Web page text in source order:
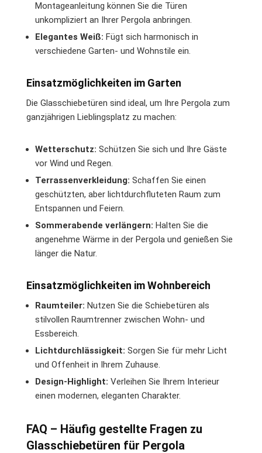
Montageanleitung können Sie die Türen
unkompliziert an Ihrer Pergola anbringen.
Elegantes Weiß: Fügt sich harmonisch in
verschiedene Garten- und Wohnstile ein.
Einsatzmöglichkeiten im Garten
Die Glasschiebetüren sind ideal, um Ihre Pergola zum
ganzjährigen Lieblingsplatz zu machen:
Wetterschutz: Schützen Sie sich und Ihre Gäste
vor Wind und Regen.
Terrassenverkleidung: Schaffen Sie einen
geschützten, aber lichtdurchfluteten Raum zum
Entspannen und Feiern.
Sommerabende verlängern: Halten Sie die
angenehme Wärme in der Pergola und genießen Sie
länger die Natur.
Einsatzmöglichkeiten im Wohnbereich
Raumteiler: Nutzen Sie die Schiebetüren als
stilvollen Raumtrenner zwischen Wohn- und
Essbereich.
Lichtdurchlässigkeit: Sorgen Sie für mehr Licht
und Offenheit in Ihrem Zuhause.
Design-Highlight: Verleihen Sie Ihrem Interieur
einen modernen, eleganten Charakter.
FAQ – Häufig gestellte Fragen zu
Glasschiebetüren für Pergola